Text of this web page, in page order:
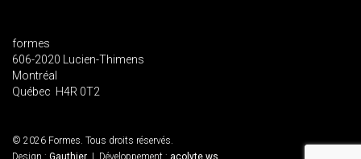
formes
606-2020 Lucien-Thimens
Montréal
Québec H4R 0T2
© 2026 Formes. Tous droits réservés.